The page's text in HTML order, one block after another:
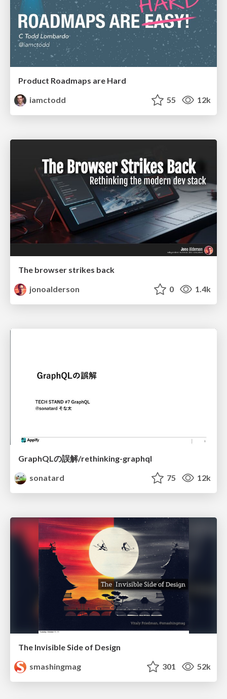
Product Roadmaps are Hard
iamctodd
55 12k
The browser strikes back
jonoalderson
0 1.4k
GraphQLの誤解/rethinking-graphql
sonatard
75 12k
The Invisible Side of Design
smashingmag
301 52k